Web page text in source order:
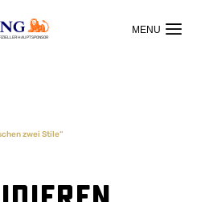
HAUPTSPONSOR
zwei Stile“